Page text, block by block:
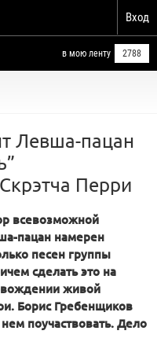
Вход
в мою ленту 2788
Левша-пацан
Перри
всевозможной
пацан намерен
песен группы
сделать это на
живой
Борис Гребенщиков
поучаствовать. Дело